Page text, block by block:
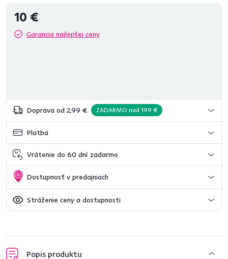
10 €
Garancia najlepšej ceny
Doprava od 2,99 € ZADARMO nad 199 €
Platba
Vrátenie do 60 dní zadarmo
Dostupnosť v predajniach
Stráženie ceny a dostupnosti
Popis produktu